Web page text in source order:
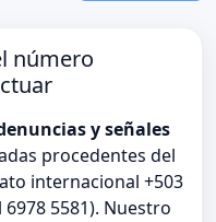
número
y señales
procedentes del
internacional +503
5581). Nuestro